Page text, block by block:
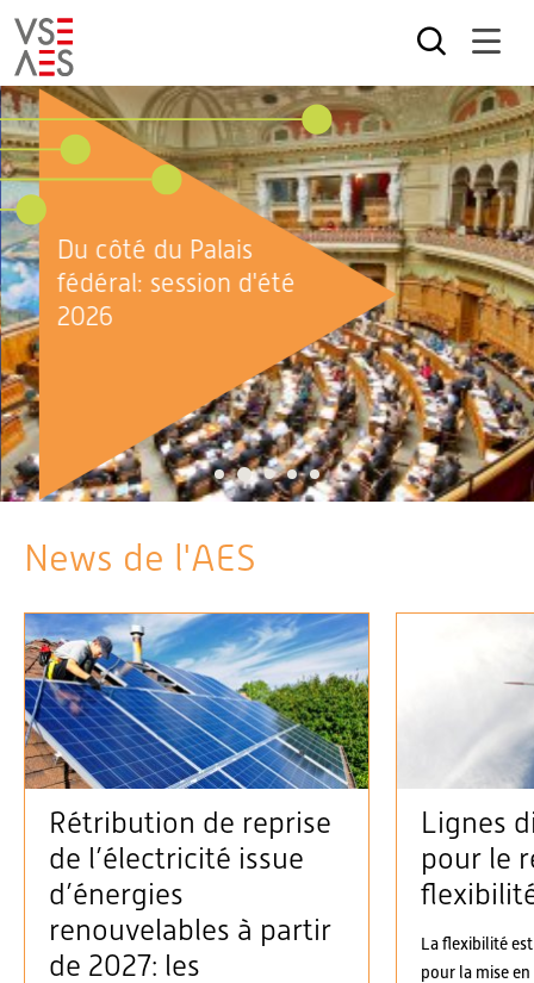
Aller
au
contenu
principal
Du côté du Palais
fédéral: session d'été
2026
1 2 3 4 5
News de l'AES
Rétribution de reprise
de l’électricité issue
d’énergies
renouvelables à partir
de 2027: les
Lignes
pour le
La flexibilité
pour la mise